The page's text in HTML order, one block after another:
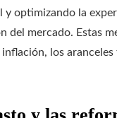
optimizando la
del mercado. Estas
los